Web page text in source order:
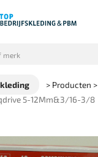
> Producten >
5-12Mm&3/16-3/8